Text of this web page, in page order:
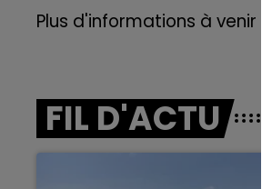
Plus d'informations à venir .
FIL D'ACTU
6h00 - 10h00
La Famille